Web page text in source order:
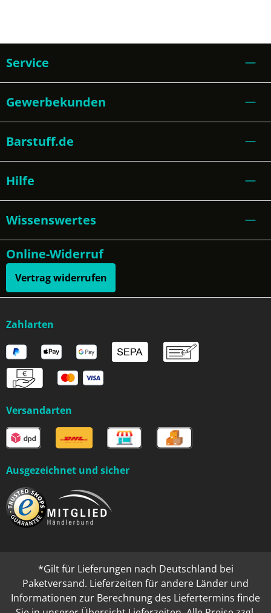
Service
Gewerbekunden
Barstuff.de
Hilfe
Wissenswertes
Online-Widerruf
Vertrag widerrufen
Zahlarten
Versandarten
Ausgezeichnet und sicher
*Gilt für Lieferungen nach Deutschland bei
Paketversand. Lieferzeiten für andere Länder und
Informationen zur Berechnung des Liefertermins finde